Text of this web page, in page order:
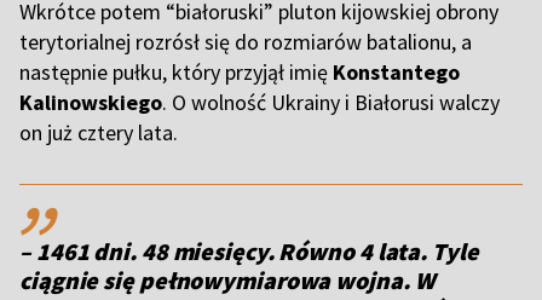
Wkrótce potem “białoruski” pluton kijowskiej obrony
terytorialnej rozrósł się do rozmiarów batalionu, a
następnie pułku, który przyjął imię Konstantego
Kalinowskiego. O wolność Ukrainy i Białorusi walczy
on już cztery lata.
,,
– 1461 dni. 48 miesięcy. Równo 4 lata. Tyle
ciągnie się pełnowymiarowa wojna. W